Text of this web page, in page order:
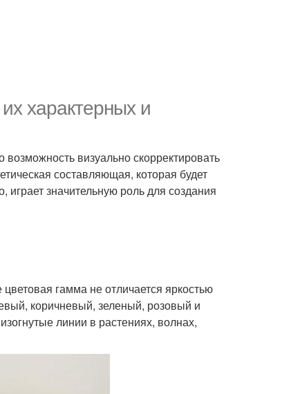
характерных и
визуально скорректировать
составляющая, которая будет
играет значительную роль для создания
гамма не отличается яркостью
коричневый, зеленый, розовый и
линии в растениях, волнах,